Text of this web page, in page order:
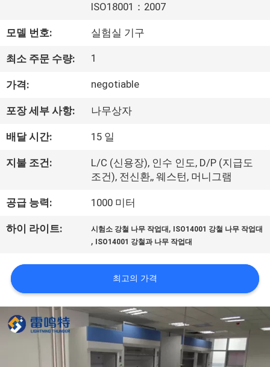
에
관
한
것
공
장
투
어
품
질
관
리
ISO18001：2007
모델 번호: 실험실 기구
최소 주문 수량: 1
가격: negotiable
포장 세부 사항: 나무상자
배달 시간: 15 일
지불 조건:
L/C (신용장), 인수 인도, D/P (지급도
조건), 전신환,, 웨스턴, 머니그램
공급 능력: 1000 미터
하이 라이트: 시험소 강철 나무 작업대 , ISO14001 강철 나무 작업대
, ISO14001 강철과 나무 작업대
최고의 가격